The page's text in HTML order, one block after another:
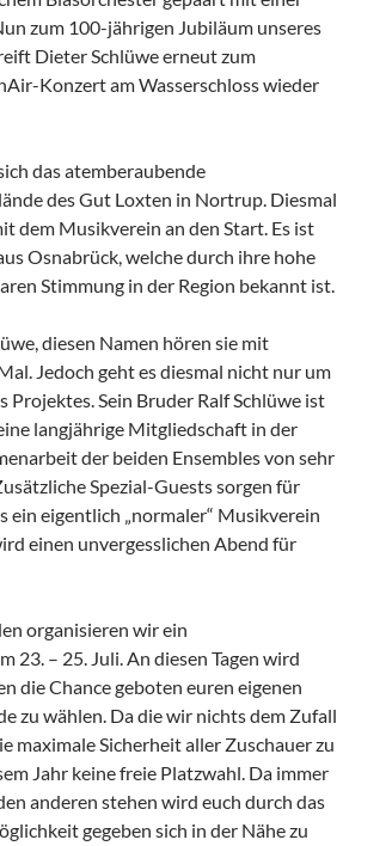
zum 100-jährigen Jubiläum unseres
Dieter Schlüwe erneut zum
Konzert am Wasserschloss wieder
das atemberaubende
des Gut Loxten in Nortrup. Diesmal
dem Musikverein an den Start. Es ist
Osnabrück, welche durch ihre hohe
Stimmung in der Region bekannt ist.
diesen Namen hören sie mit
Jedoch geht es diesmal nicht nur um
Projektes. Sein Bruder Ralf Schlüwe ist
langjährige Mitgliedschaft in der
der beiden Ensembles von sehr
Spezial-Guests sorgen für
ein eigentlich „normaler“ Musikverein
einen unvergesslichen Abend für
organisieren wir ein
23. – 25. Juli. An diesen Tagen wird
die Chance geboten euren eigenen
zu wählen. Da die wir nichts dem Zufall
maximale Sicherheit aller Zuschauer zu
Jahr keine freie Platzwahl. Da immer
anderen stehen wird euch durch das
gegeben sich in der Nähe zu